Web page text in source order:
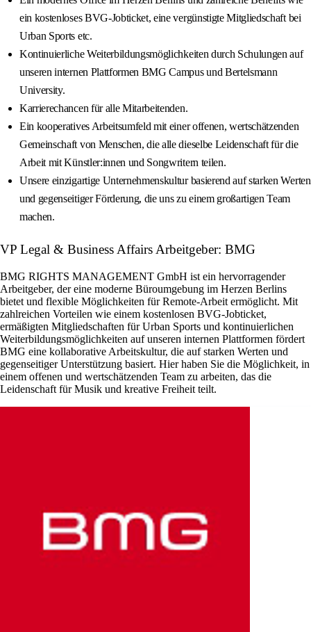
ein kostenloses BVG-Jobticket, eine vergünstigte Mitgliedschaft bei
Urban Sports etc.
Kontinuierliche Weiterbildungsmöglichkeiten durch Schulungen auf
unseren internen Plattformen BMG Campus und Bertelsmann
University.
Karrierechancen für alle Mitarbeitenden.
Ein kooperatives Arbeitsumfeld mit einer offenen, wertschätzenden
Gemeinschaft von Menschen, die alle dieselbe Leidenschaft für die
Arbeit mit Künstler:innen und Songwritern teilen.
Unsere einzigartige Unternehmenskultur basierend auf starken Werten
und gegenseitiger Förderung, die uns zu einem großartigen Team
machen.
VP Legal & Business Affairs Arbeitgeber: BMG
BMG RIGHTS MANAGEMENT GmbH ist ein hervorragender
Arbeitgeber, der eine moderne Büroumgebung im Herzen Berlins
bietet und flexible Möglichkeiten für Remote-Arbeit ermöglicht. Mit
zahlreichen Vorteilen wie einem kostenlosen BVG-Jobticket,
ermäßigten Mitgliedschaften für Urban Sports und kontinuierlichen
Weiterbildungsmöglichkeiten auf unseren internen Plattformen fördert
BMG eine kollaborative Arbeitskultur, die auf starken Werten und
gegenseitiger Unterstützung basiert. Hier haben Sie die Möglichkeit, in
einem offenen und wertschätzenden Team zu arbeiten, das die
Leidenschaft für Musik und kreative Freiheit teilt.